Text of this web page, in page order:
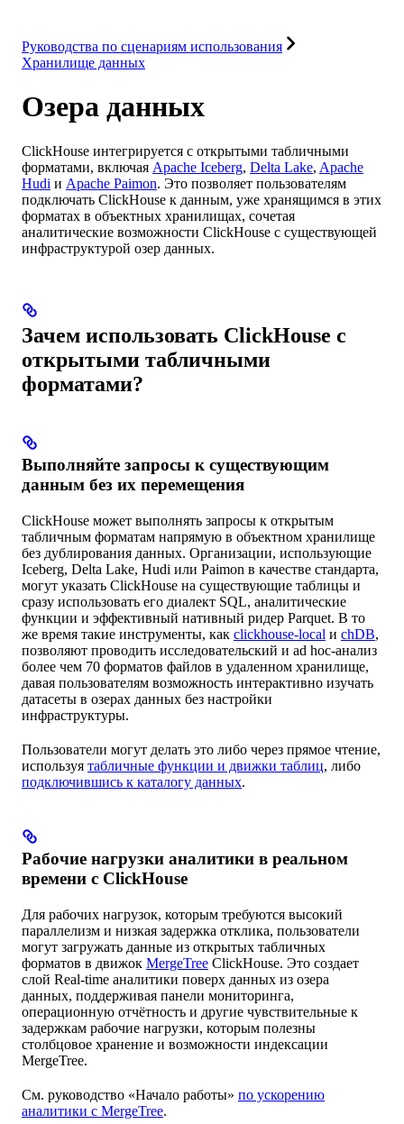
Руководства по сценариям использования
Хранилище данных
Озера данных
ClickHouse интегрируется с открытыми табличными
форматами, включая Apache Iceberg, Delta Lake, Apache
Hudi и Apache Paimon. Это позволяет пользователям
подключать ClickHouse к данным, уже хранящимся в этих
форматах в объектных хранилищах, сочетая
аналитические возможности ClickHouse с существующей
инфраструктурой озер данных.
Зачем использовать ClickHouse с
открытыми табличными
форматами?
Выполняйте запросы к существующим
данным без их перемещения
ClickHouse может выполнять запросы к открытым
табличным форматам напрямую в объектном хранилище
без дублирования данных. Организации, использующие
Iceberg, Delta Lake, Hudi или Paimon в качестве стандарта,
могут указать ClickHouse на существующие таблицы и
сразу использовать его диалект SQL, аналитические
функции и эффективный нативный ридер Parquet. В то
же время такие инструменты, как clickhouse-local и chDB,
позволяют проводить исследовательский и ad hoc-анализ
более чем 70 форматов файлов в удаленном хранилище,
давая пользователям возможность интерактивно изучать
датасеты в озерах данных без настройки
инфраструктуры.
Пользователи могут делать это либо через прямое чтение,
используя табличные функции и движки таблиц, либо
подключившись к каталогу данных.
Рабочие нагрузки аналитики в реальном
времени с ClickHouse
Для рабочих нагрузок, которым требуются высокий
параллелизм и низкая задержка отклика, пользователи
могут загружать данные из открытых табличных
форматов в движок MergeTree ClickHouse. Это создает
слой Real-time аналитики поверх данных из озера
данных, поддерживая панели мониторинга,
операционную отчётность и другие чувствительные к
задержкам рабочие нагрузки, которым полезны
столбцовое хранение и возможности индексации
MergeTree.
См. руководство «Начало работы» по ускорению
аналитики с MergeTree.